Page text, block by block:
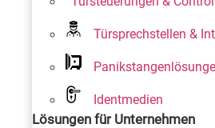
Türsprechstellen &
Identmedien
Lösungen für Unternehmen